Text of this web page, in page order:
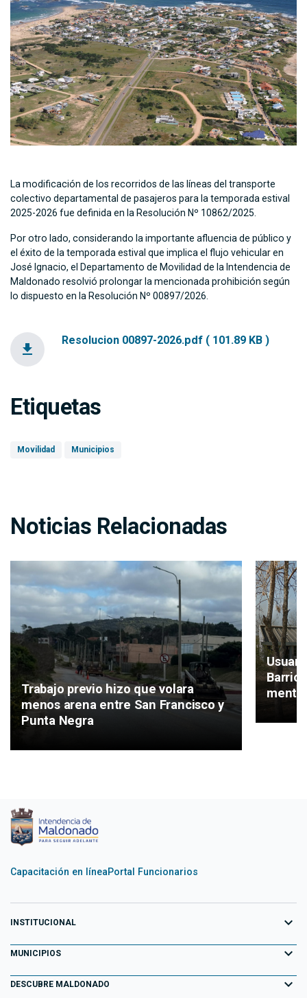
La modificación de los recorridos de las líneas del transporte
colectivo departamental de pasajeros para la temporada estival
2025-2026 fue definida en la Resolución Nº 10862/2025.
Por otro lado, considerando la importante afluencia de público y
el éxito de la temporada estival que implica el flujo vehicular en
José Ignacio, el Departamento de Movilidad de la Intendencia de
Maldonado resolvió prolongar la mencionada prohibición según
lo dispuesto en la Resolución Nº 00897/2026.
file_download
Resolucion 00897-2026.pdf ( 101.89 KB )
Etiquetas
Movilidad Municipios
Noticias Relacionadas
Trabajo previo hizo que volara
menos arena entre San Francisco y
Punta Negra
Capacitación en líneaPortal Funcionarios
INSTITUCIONAL expand_more
Equipo de Gobierno
Primeros 100 días
MUNICIPIOS expand_more
Aiguá
DESCUBRE MALDONADO expand_more